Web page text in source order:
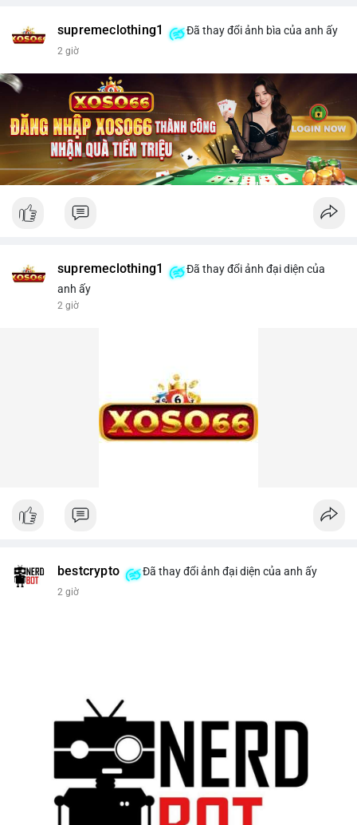
supremeclothing1 Đã thay đổi ảnh bìa của anh ấy
2 giờ
supremeclothing1
Đã thay đổi ảnh đại diện của
anh ấy
2 giờ
bestcrypto Đã thay đổi ảnh đại diện của anh ấy
2 giờ